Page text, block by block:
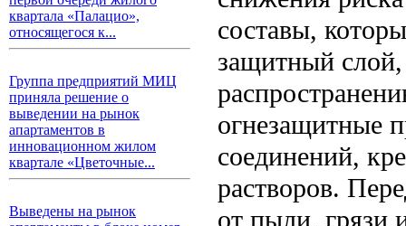
квартала «Палацио»,
относящегося к...
Группа предприятий МИЦ
приняла решение о
выведении на рынок
апартаментов в
инновационном жилом
квартале «Цветочные...
Выведены на рынок
составы,
защитный
огнезащитные
соединений,
растворов.
от пыли, грязи